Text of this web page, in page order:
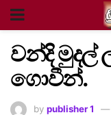
වන්දි මුදල්
ගොවීන්.
by publisher 1